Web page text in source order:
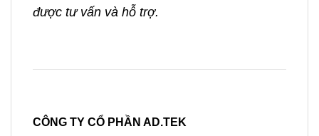
được tư vấn và hỗ trợ.
CÔNG TY CỔ PHẦN AD.TEK